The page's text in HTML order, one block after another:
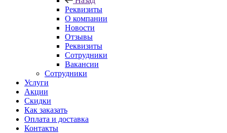
Реквизиты
О компании
Новости
Отзывы
Реквизиты
Сотрудники
Вакансии
Сотрудники
Услуги
Акции
Скидки
Как заказать
Оплата и доставка
Контакты